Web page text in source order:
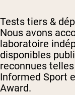
Tests tiers &
Nous avons
laboratoire
disponibles
reconnues
Informed Sport
Award.